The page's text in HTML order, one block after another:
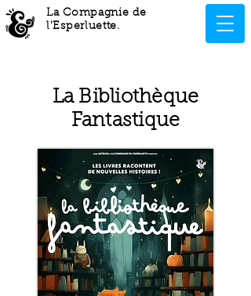
La Compagnie de
l'Esperluette.
La Bibliothèque
Fantastique